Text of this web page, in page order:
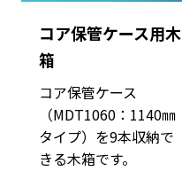
コア保管ケース用木
箱
コア保管ケース
（MDT1060：1140㎜
タイプ）を9本収納で
きる木箱です。